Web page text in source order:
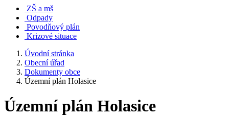
ZŠ a mš
Odpady
Povodňový plán
Krizové situace
Úvodní stránka
Obecní úřad
Dokumenty obce
Územní plán Holasice
Územní plán Holasice